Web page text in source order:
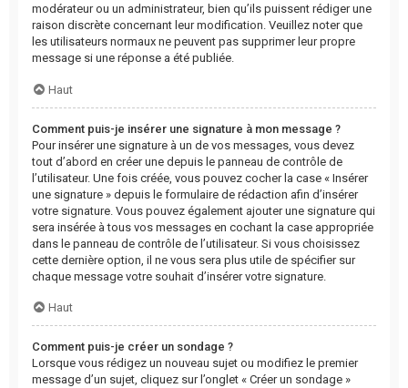
modérateur ou un administrateur, bien qu’ils puissent rédiger une
raison discrète concernant leur modification. Veuillez noter que
les utilisateurs normaux ne peuvent pas supprimer leur propre
message si une réponse a été publiée.
Haut
Comment puis-je insérer une signature à mon message ?
Pour insérer une signature à un de vos messages, vous devez
tout d’abord en créer une depuis le panneau de contrôle de
l’utilisateur. Une fois créée, vous pouvez cocher la case « Insérer
une signature » depuis le formulaire de rédaction afin d’insérer
votre signature. Vous pouvez également ajouter une signature qui
sera insérée à tous vos messages en cochant la case appropriée
dans le panneau de contrôle de l’utilisateur. Si vous choisissez
cette dernière option, il ne vous sera plus utile de spécifier sur
chaque message votre souhait d’insérer votre signature.
Haut
Comment puis-je créer un sondage ?
Lorsque vous rédigez un nouveau sujet ou modifiez le premier
message d’un sujet, cliquez sur l’onglet « Créer un sondage »